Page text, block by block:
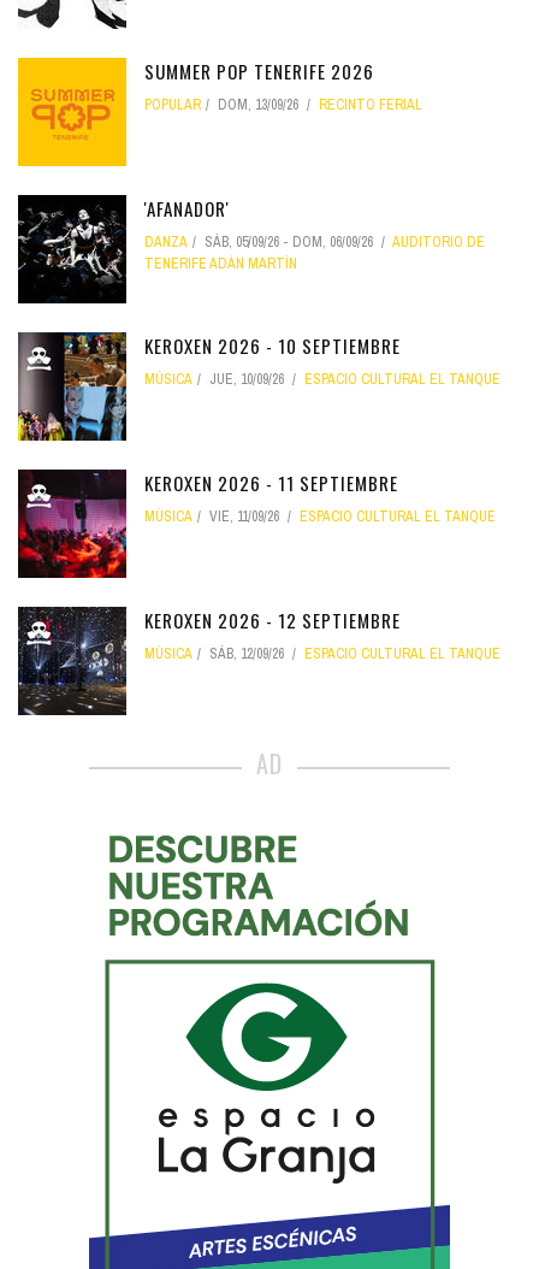
SUMMER POP TENERIFE 2026
POPULAR DOM, 13/09/26 RECINTO FERIAL
'AFANADOR'
DANZA SÁB, 05/09/26 - DOM, 06/09/26
AUDITORIO DE
TENERIFE ADÁN MARTÍN
KEROXEN 2026 - 10 SEPTIEMBRE
MÚSICA JUE, 10/09/26 ESPACIO CULTURAL EL TANQUE
KEROXEN 2026 - 11 SEPTIEMBRE
MÚSICA VIE, 11/09/26 ESPACIO CULTURAL EL TANQUE
KEROXEN 2026 - 12 SEPTIEMBRE
MÚSICA SÁB, 12/09/26 ESPACIO CULTURAL EL TANQUE
AD